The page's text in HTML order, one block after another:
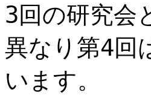
3回の研究会
異なり第4回
います。